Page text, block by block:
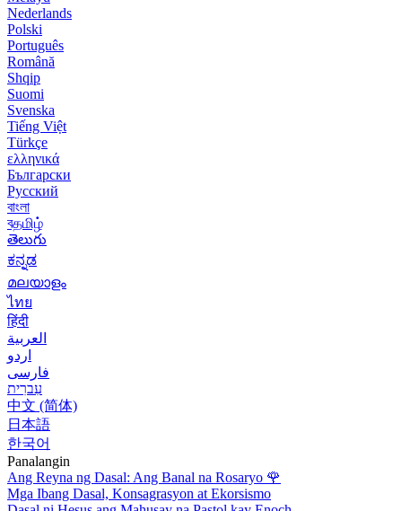
Nederlands
Polski
Português
Română
Shqip
Suomi
Svenska
Tiếng Việt
Türkçe
ελληνικά
Български
Русский
বাংলা
বதமிழ்
తెలుగు
ಕನ್ನಡ
മലയാളം
ไทย
हिंदी
العربية
اردو
فارسی
עִברִית
中文 (简体)
日本語
한국어
Panalangin
Ang Reyna ng Dasal: Ang Banal na Rosaryo 🌹
Mga Ibang Dasal, Konsagrasyon at Ekorsismo